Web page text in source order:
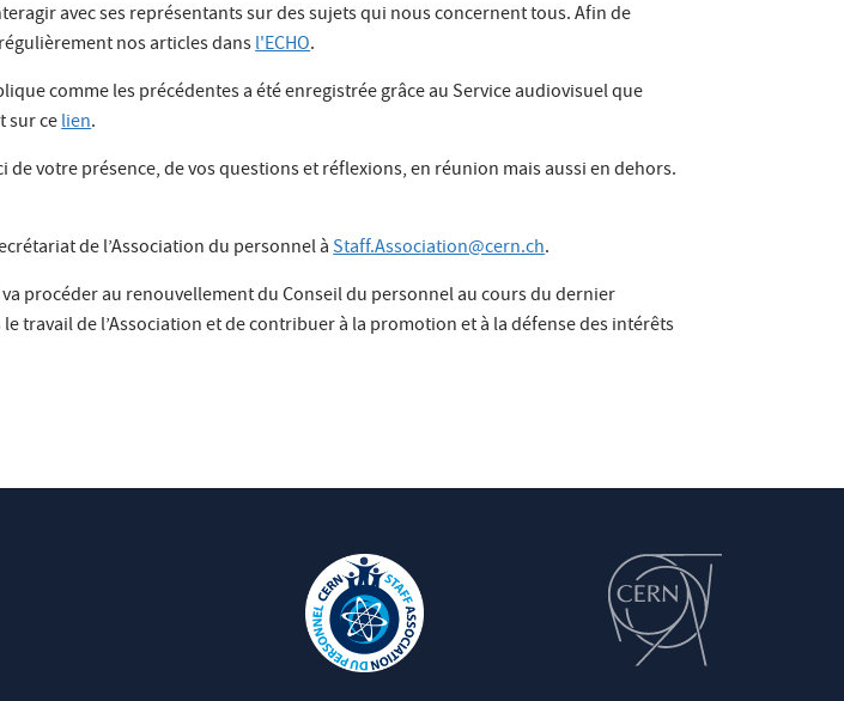
avec ses représentants sur des sujets qui nous concernent tous. Afin de
nos articles dansl'ECHO.
comme les précédentes a été enregistrée grâce au Service audiovisuel que
sur celien.
votre présence, de vos questions et réflexions, en réunion mais aussi en dehors.
de l’Association du personnel àStaff.Association@cern.ch.
procéder au renouvellement du Conseil du personnel au cours du dernier
travail de l’Association et de contribuer à la promotion et à la défense des intérêts